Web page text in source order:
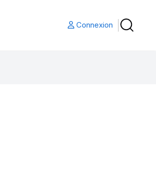
Connexion